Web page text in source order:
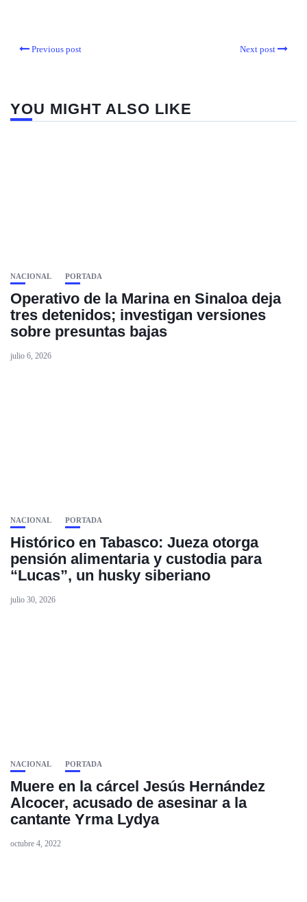
Previous post Next post
YOU MIGHT ALSO LIKE
NACIONAL PORTADA
Operativo de la Marina en Sinaloa deja
tres detenidos; investigan versiones
sobre presuntas bajas
julio 6, 2026
NACIONAL PORTADA
Histórico en Tabasco: Jueza otorga
pensión alimentaria y custodia para
“Lucas”, un husky siberiano
julio 30, 2026
NACIONAL PORTADA
Muere en la cárcel Jesús Hernández
Alcocer, acusado de asesinar a la
cantante Yrma Lydya
octubre 4, 2022